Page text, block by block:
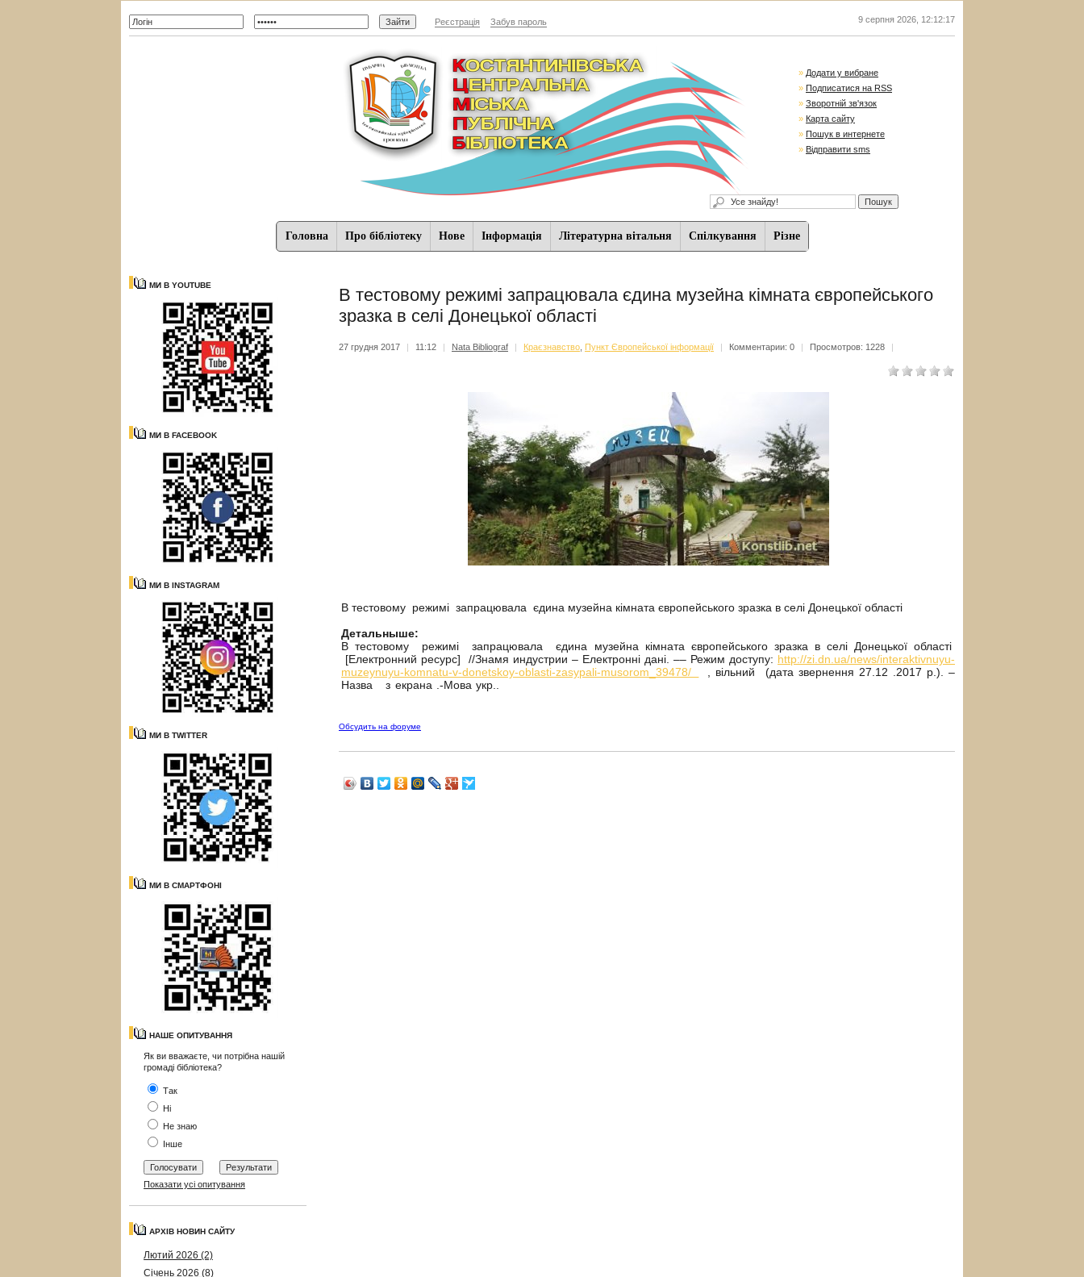
Реєстрація Забув пароль 9 серпня 2026 12:12:18
» Додати у вибране
» Подписатися на RSS
» Зворотній зв'язок
» Карта сайту
» Пошук в интернете
» Відправити sms
Головна Про бібліотеку Нове Iнформацiя Літературна вітальня Спiлкування Різне
МИ В YOUTUBE
МИ В FACEBOOK
МИ В INSTAGRAM
МИ В TWITTER
МИ В СМАРТФОНІ
НАШЕ ОПИТУВАННЯ
Як ви вважаєте, чи потрібна нашій
громаді бібліотека?
Так
Ні
Не знаю
Інше
Показати усі опитування
АРХІВ НОВИН САЙТУ
Лютий 2026 (2)
Січень 2026 (8)
В тестовому режимі запрацювала єдина музейна кімната європейського
зразка в селі Донецької області
27 грудня 2017 | 11:12 | Nata Bibliograf | Краєзнавство Пункт Європейської інформації | Комментарии: 0 | Просмотров: 1228 |
В тестовому режимі запрацювала єдина музейна кімната європейського зразка в селі Донецької області
Детальныше:
В тестовому режимі запрацювала єдина музейна кімната європейського зразка в селі Донецької області
[Електронний ресурс] //Знамя индустрии – Електронні дані. –– Режим доступу: http://zi.dn.ua/news/interaktivnuyu-
muzeynuyu-komnatu-v-donetskoy-oblasti-zasypali-musorom_39478/
, вільний (дата звернення 27.12 .2017 р.). –
Назва з екрана .-Мова укр..
Обсудить на форуме